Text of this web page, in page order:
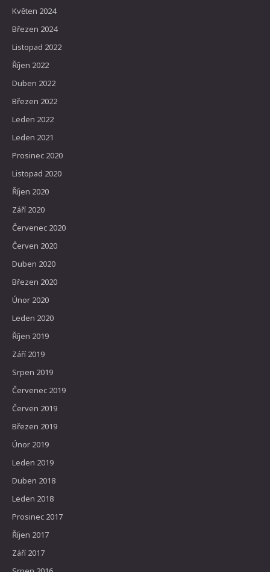
Květen 2024
Březen 2024
Listopad 2022
Říjen 2022
Duben 2022
Březen 2022
Leden 2022
Leden 2021
Prosinec 2020
Listopad 2020
Říjen 2020
Září 2020
Červenec 2020
Červen 2020
Duben 2020
Březen 2020
Únor 2020
Leden 2020
Říjen 2019
Září 2019
Srpen 2019
Červenec 2019
Červen 2019
Březen 2019
Únor 2019
Leden 2019
Duben 2018
Leden 2018
Prosinec 2017
Říjen 2017
Září 2017